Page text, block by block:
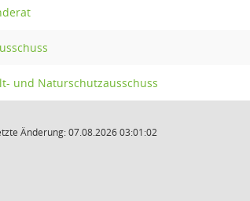
und Naturschutzausschuss
Änderung: 07.08.2026 03:01:02